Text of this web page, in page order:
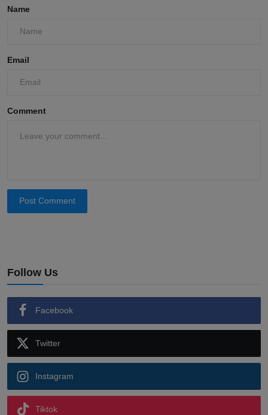
Name
Email
Comment
Post Comment
Follow Us
Facebook
Twitter
Instagram
Tiktok